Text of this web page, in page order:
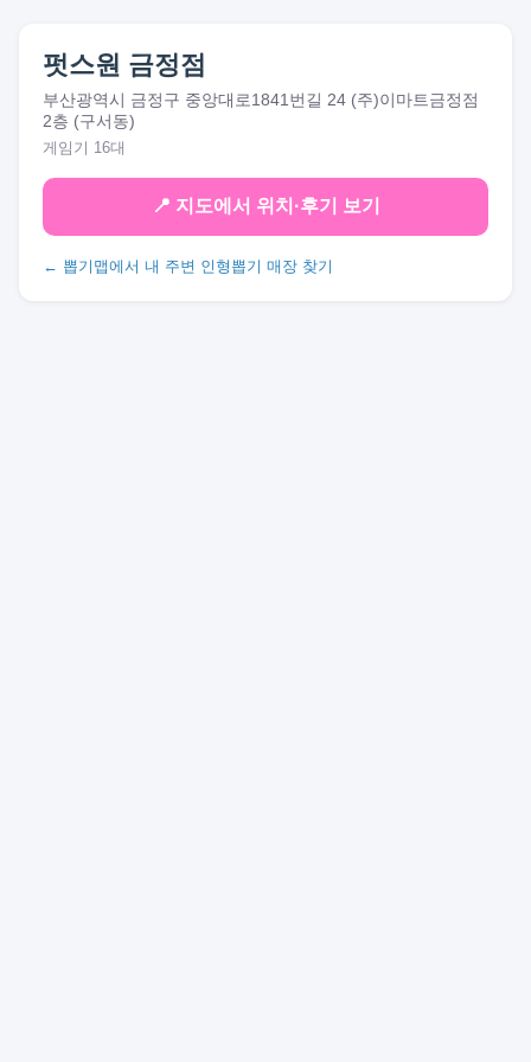
펏스원 금정점
부산광역시 금정구 중앙대로1841번길 24 (주)이마트금정점
2층 (구서동)
게임기 16대
📍 지도에서 위치·후기 보기
← 뽑기맵에서 내 주변 인형뽑기 매장 찾기